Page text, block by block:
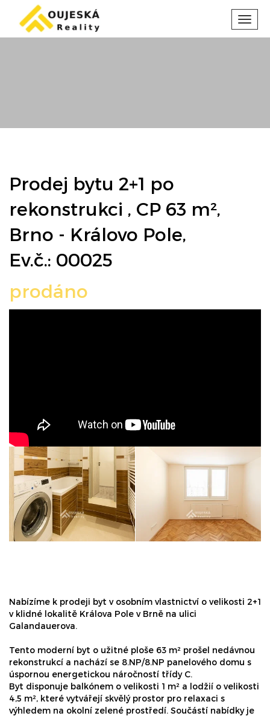
Prodej bytu 2+1 po
rekonstrukci , CP 63 m²,
Brno - Královo Pole,
Ev.č.: 00025
prodáno
Nabízíme k prodeji byt v osobním vlastnictví o velikosti 2+1
v klidné lokalitě Králova Pole v Brně na ulici
Galandauerova.
Tento moderní byt o užitné ploše 63 m² prošel nedávnou
rekonstrukcí a nachází se 8.NP/8.NP panelového domu s
úspornou energetickou náročností třídy C.
Byt disponuje balkónem o velikosti 1 m² a lodžií o velikosti
4,5 m², které vytvářejí skvělý prostor pro relaxaci s
výhledem na okolní zelené prostředí. Součástí nabídky je